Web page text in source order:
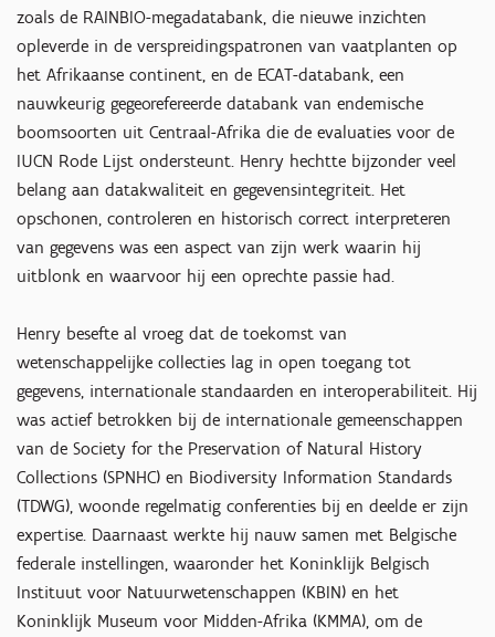
zoals de RAINBIO-megadatabank, die nieuwe inzichten
opleverde in de verspreidingspatronen van vaatplanten op
het Afrikaanse continent, en de ECAT-databank, een
nauwkeurig gegeorefereerde databank van endemische
boomsoorten uit Centraal-Afrika die de evaluaties voor de
IUCN Rode Lijst ondersteunt. Henry hechtte bijzonder veel
belang aan datakwaliteit en gegevensintegriteit. Het
opschonen, controleren en historisch correct interpreteren
van gegevens was een aspect van zijn werk waarin hij
uitblonk en waarvoor hij een oprechte passie had.
Henry besefte al vroeg dat de toekomst van
wetenschappelijke collecties lag in open toegang tot
gegevens, internationale standaarden en interoperabiliteit. Hij
was actief betrokken bij de internationale gemeenschappen
van de Society for the Preservation of Natural History
Collections (SPNHC) en Biodiversity Information Standards
(TDWG), woonde regelmatig conferenties bij en deelde er zijn
expertise. Daarnaast werkte hij nauw samen met Belgische
federale instellingen, waaronder het Koninklijk Belgisch
Instituut voor Natuurwetenschappen (KBIN) en het
Koninklijk Museum voor Midden-Afrika (KMMA), om de